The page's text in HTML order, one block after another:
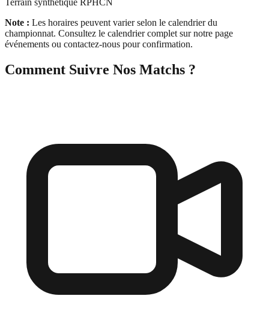
Terrain synthétique RPHCN
Note : Les horaires peuvent varier selon le calendrier du
championnat. Consultez le calendrier complet sur notre page
événements ou contactez-nous pour confirmation.
Comment Suivre Nos Matchs ?